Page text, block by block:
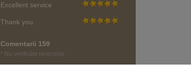
Excellent service
Thank you.
Comentarii 159
* Nu verificăm recenziile